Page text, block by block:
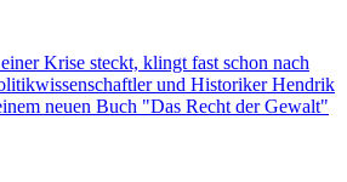
Krise steckt, klingt fast schon nach
und Historiker Hendrik
neuen Buch "Das Recht der Gewalt"